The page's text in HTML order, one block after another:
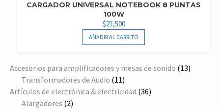
CARGADOR UNIVERSAL NOTEBOOK 8 PUNTAS
100W
$21,500
AÑADIR AL CARRITO
Accesorios para amplificadores y mesas de sonido 1313
Transformadores de Audio 1111
productos
Artículos de electrónica & electricidad 3636
Alargadores 22